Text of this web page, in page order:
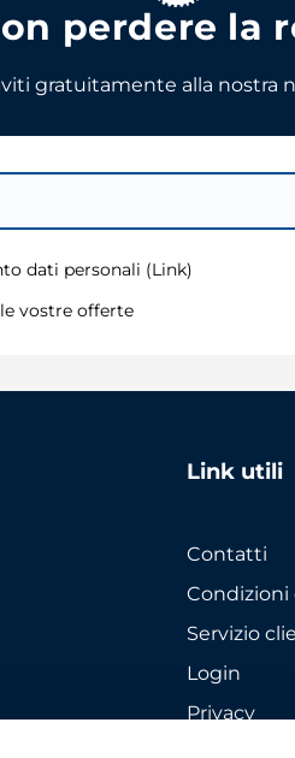
perdere la
gratuitamente alla nostra
dati personali (Link)
vostre offerte
Link utili
Contatti
Servizio
Login
Privacy